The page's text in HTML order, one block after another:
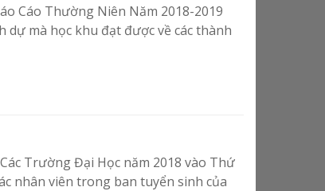
Cáo Thường Niên Năm 2018-2019
mà học khu đạt được về các thành
Trường Đại Học năm 2018 vào Thứ
nhân viên trong ban tuyển sinh của